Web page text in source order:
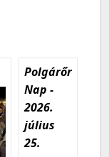
Polgárőr
Nap -
2026.
július
25.